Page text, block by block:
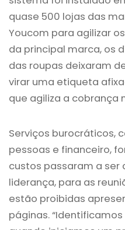
quase 500 lojas das
Youcom para agilizar
da principal marca, os
das roupas deixaram
virar uma etiqueta
que agiliza a cobrança
Serviços burocráticos,
pessoas e financeiro,
custos passaram a ser
liderança, para as
estão proibidas
páginas.